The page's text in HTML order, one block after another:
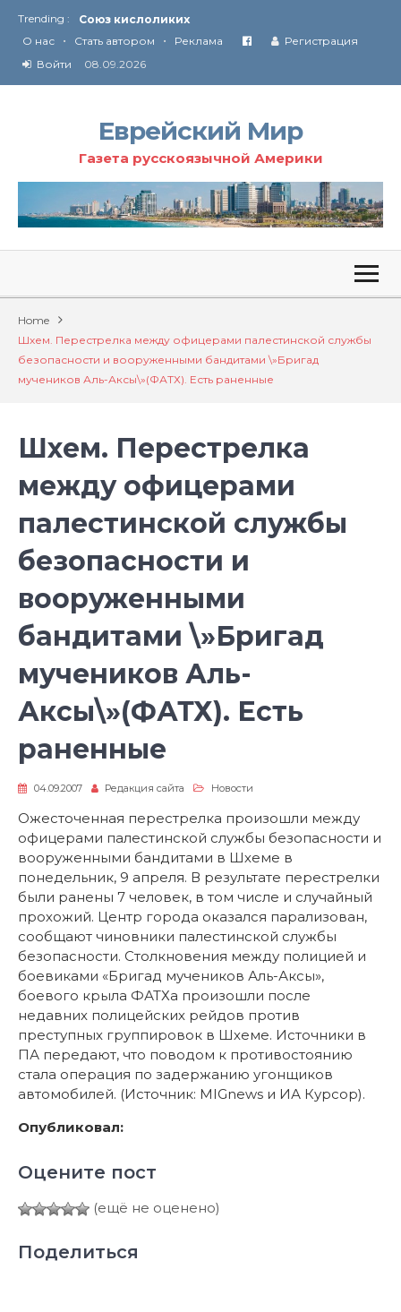
Trending :
Союз кислоликих
Соглашение США с Ираном
Технология Революции в Иране
О нас • Стать автором • Реклама
Регистрация
Войти
08.09.2026
Еврейский Мир
Газета русскоязычной Америки
Home
Шхем. Перестрелка между офицерами палестинской службы
безопасности и вооруженными бандитами \»Бригад
мучеников Аль-Аксы\»(ФАТХ). Есть раненные
Шхем. Перестрелка
между офицерами
палестинской службы
безопасности и
вооруженными
бандитами \»Бригад
мучеников Аль-
Аксы\»(ФАТХ). Есть
раненные
04.09.2007 Редакция сайта Новости
Ожесточенная перестрелка произошли между
офицерами палестинской службы безопасности и
вооруженными бандитами в Шхеме в
понедельник, 9 апреля. В результате перестрелки
были ранены 7 человек, в том числе и случайный
прохожий. Центр города оказался парализован,
сообщают чиновники палестинской службы
безопасности. Столкновения между полицией и
боевиками «Бригад мучеников Аль-Аксы»,
боевого крыла ФАТХа произошли после
недавних полицейских рейдов против
преступных группировок в Шхеме. Источники в
ПА передают, что поводом к противостоянию
стала операция по задержанию угонщиков
автомобилей. (Источник: MIGnews и ИА Курсор).
Опубликовал:
Оцените пост
(ещё не оценено)
Поделиться